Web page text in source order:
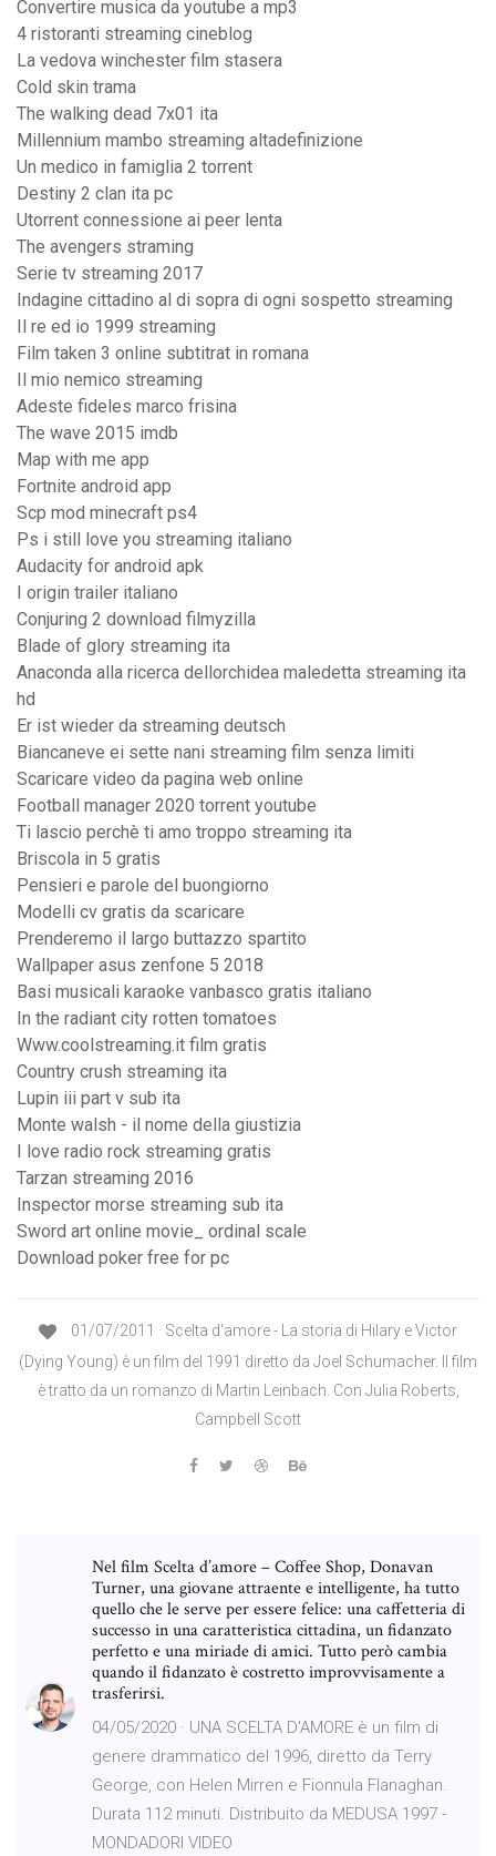
Convertire musica da youtube a mp3
4 ristoranti streaming cineblog
La vedova winchester film stasera
Cold skin trama
The walking dead 7x01 ita
Millennium mambo streaming altadefinizione
Un medico in famiglia 2 torrent
Destiny 2 clan ita pc
Utorrent connessione ai peer lenta
The avengers straming
Serie tv streaming 2017
Indagine cittadino al di sopra di ogni sospetto streaming
Il re ed io 1999 streaming
Film taken 3 online subtitrat in romana
Il mio nemico streaming
Adeste fideles marco frisina
The wave 2015 imdb
Map with me app
Fortnite android app
Scp mod minecraft ps4
Ps i still love you streaming italiano
Audacity for android apk
I origin trailer italiano
Conjuring 2 download filmyzilla
Blade of glory streaming ita
Anaconda alla ricerca dellorchidea maledetta streaming ita
hd
Er ist wieder da streaming deutsch
Biancaneve ei sette nani streaming film senza limiti
Scaricare video da pagina web online
Football manager 2020 torrent youtube
Ti lascio perchè ti amo troppo streaming ita
Briscola in 5 gratis
Pensieri e parole del buongiorno
Modelli cv gratis da scaricare
Prenderemo il largo buttazzo spartito
Wallpaper asus zenfone 5 2018
Basi musicali karaoke vanbasco gratis italiano
In the radiant city rotten tomatoes
Www.coolstreaming.it film gratis
Country crush streaming ita
Lupin iii part v sub ita
Monte walsh - il nome della giustizia
I love radio rock streaming gratis
Tarzan streaming 2016
Inspector morse streaming sub ita
Sword art online movie_ ordinal scale
Download poker free for pc
01/07/2011 · Scelta d'amore - La storia di Hilary e Victor
(Dying Young) è un film del 1991 diretto da Joel Schumacher. Il film
è tratto da un romanzo di Martin Leinbach. Con Julia Roberts,
Campbell Scott
Nel film Scelta d’amore – Coffee Shop, Donavan
Turner, una giovane attraente e intelligente, ha tutto
quello che le serve per essere felice: una caffetteria di
successo in una caratteristica cittadina, un fidanzato
perfetto e una miriade di amici. Tutto però cambia
quando il fidanzato è costretto improvvisamente a
trasferirsi.
04/05/2020 · UNA SCELTA D'AMORE è un film di
genere drammatico del 1996, diretto da Terry
George, con Helen Mirren e Fionnula Flanaghan.
Durata 112 minuti. Distribuito da MEDUSA 1997 -
MONDADORI VIDEO